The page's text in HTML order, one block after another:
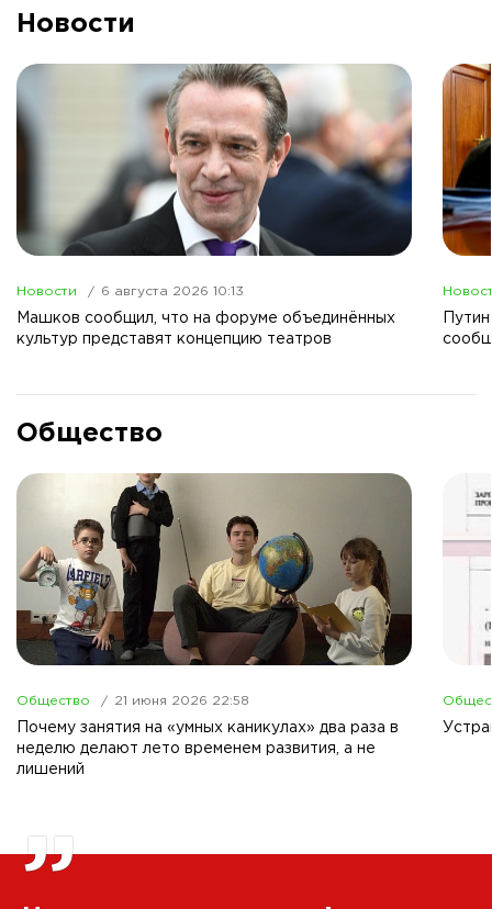
Новости
Новости 6 августа 2026 10:13
Машков сообщил, что на форуме объединённых
культур представят концепцию театров
Общество
Общество 21 июня 2026 22:58
Почему занятия на «умных каникулах» два раза в
неделю делают лето временем развития, а не
лишений
”